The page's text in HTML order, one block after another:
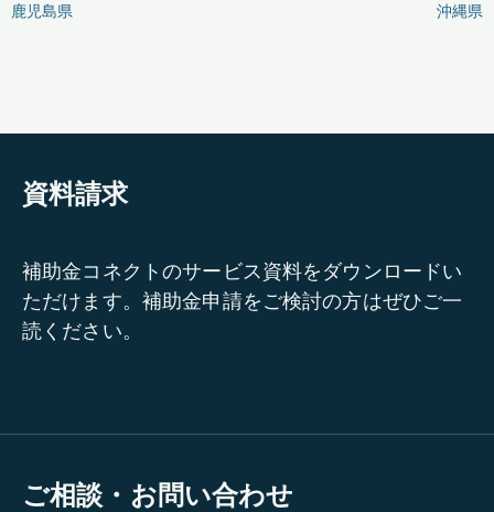
鹿児島県
沖縄県
資料請求
補助金コネクトのサービス資料をダウンロードい
ただけます。補助金申請をご検討の方はぜひご一
読ください。
ご相談・お問い合わせ